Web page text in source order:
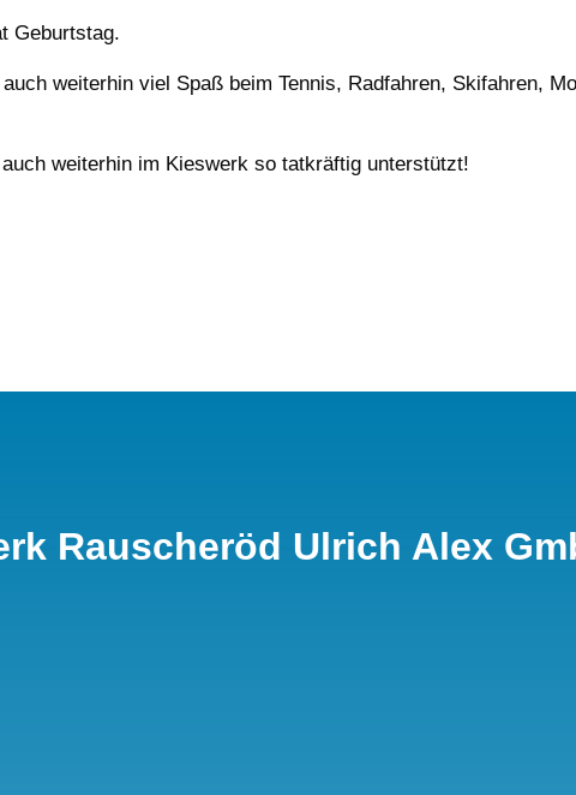
Geburtstag.
weiterhin viel Spaß beim Tennis, Radfahren, Skifahren,
weiterhin im Kieswerk so tatkräftig unterstützt!
Rauscheröd Ulrich Alex